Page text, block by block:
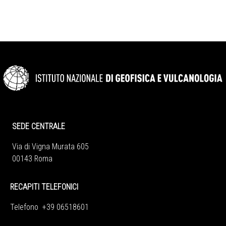
SEDE CENTRALE
Via di Vigna Murata 605
00143 Roma
RECAPITI TELEFONICI
Telefono +39 06518601